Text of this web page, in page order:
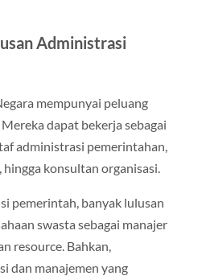
Administrasi
mempunyai peluang
dapat bekerja sebagai
administrasi pemerintahan,
konsultan organisasi.
pemerintah, banyak lulusan
swasta sebagai manajer
resource. Bahkan,
dan manajemen yang